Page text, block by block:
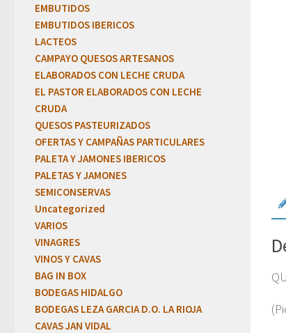
EMBUTIDOS
EMBUTIDOS IBERICOS
LACTEOS
CAMPAYO QUESOS ARTESANOS
ELABORADOS CON LECHE CRUDA
EL PASTOR ELABORADOS CON LECHE
CRUDA
QUESOS PASTEURIZADOS
OFERTAS Y CAMPAÑAS PARTICULARES
PALETA Y JAMONES IBERICOS
PALETAS Y JAMONES
SEMICONSERVAS
Uncategorized
VARIOS
VINAGRES
VINOS Y CAVAS
BAG IN BOX
BODEGAS HIDALGO
BODEGAS LEZA GARCIA D.O. LA RIOJA
CAVAS JAN VIDAL